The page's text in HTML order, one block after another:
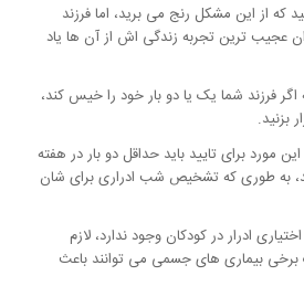
که از این مشکل رنج می برید، اما فرزند
عجیب ترین تجربه زندگی اش از آن ها یاد
اگر فرزند شما یک یا دو بار خود را خیس کند،
بزنید.
مورد برای تایید باید حداقل دو بار در هفته
به طوری که تشخیص شب ادراری برای شان
ادرار در کودکان وجود ندارد، لازم
برخی بیماری های جسمی می توانند باعث